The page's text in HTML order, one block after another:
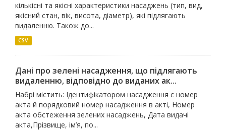
кількісні та якісні характеристики насаджень (тип, вид,
якісний стан, вік, висота, діаметр), які підлягають
видаленню. Також до...
CSV
Дані про зелені насадження, що підлягають
видаленню, відповідно до виданих ак...
Набрі містить: Ідентифікатором насадження є номер
акта й порядковий номер насадження в акті, Номер
акта обстеження зелених насаджень, Дата видачі
акта,Прізвище, ім’я, по...